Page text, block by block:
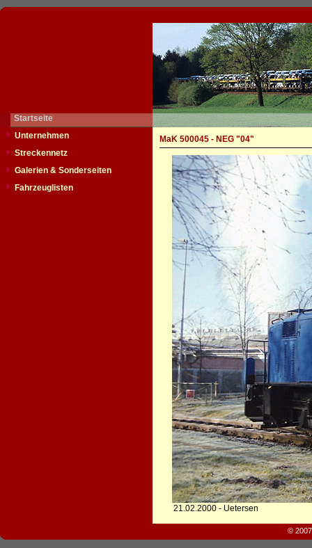
Startseite
Unternehmen
Streckennetz
Galerien & Sonderseiten
Fahrzeuglisten
MaK 500045 - NEG "04"
21.02.2000 - Uetersen
©